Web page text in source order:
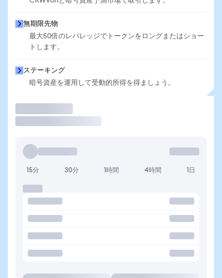
無期限先物
最大50倍のレバレッジでトークンをロングまたはショー
トします。
ステーキング
暗号資産を運用して受動的所得を得ましょう。
15分 30分 1時間 4時間 1日